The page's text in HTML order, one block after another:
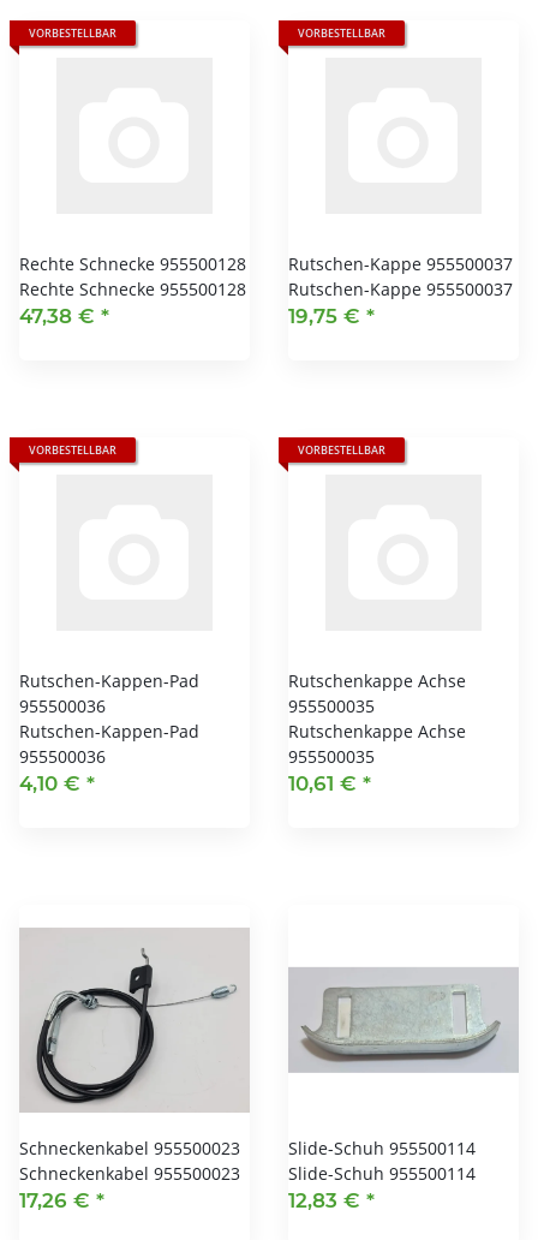
VORBESTELLBAR
Rechte Schnecke 955500128
Rechte Schnecke 955500128
47,38 € *
VORBESTELLBAR
Rutschen-Kappe 955500037
Rutschen-Kappe 955500037
19,75 € *
VORBESTELLBAR
Rutschen-Kappen-Pad
955500036
Rutschen-Kappen-Pad
955500036
4,10 € *
VORBESTELLBAR
Rutschenkappe Achse
955500035
Rutschenkappe Achse
955500035
10,61 € *
Schneckenkabel 955500023
Schneckenkabel 955500023
17,26 € *
Slide-Schuh 955500114
Slide-Schuh 955500114
12,83 € *